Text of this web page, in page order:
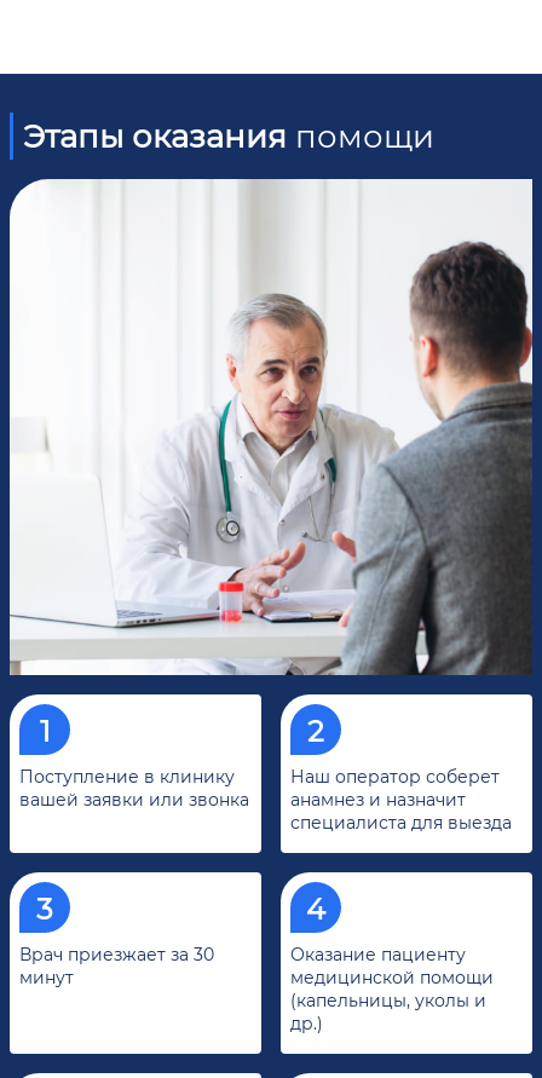
Этапы оказания помощи
Поступление в клинику
вашей заявки или звонка
Наш оператор соберет
анамнез и назначит
специалиста для выезда
Врач приезжает за 30
минут
Оказание пациенту
медицинской помощи
(капельницы, уколы и
др.)